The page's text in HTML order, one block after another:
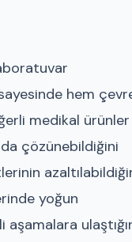
hem
medikal ürünler
çözünebildiğini
yoğun